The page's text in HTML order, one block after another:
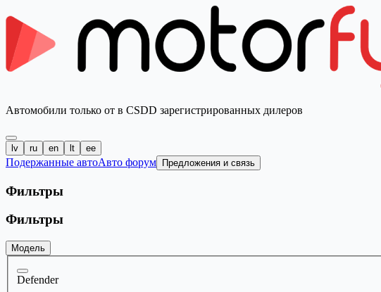
Автомобили только от в CSDD зарегистрированных дилеров
lv ru en lt ee
Подержанные автоАвто форум Предложения и связь
Фильтры
Фильтры
Модель
Defender